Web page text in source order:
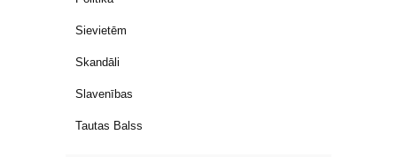
Sievietēm
Skandāli
Slavenības
Tautas Balss